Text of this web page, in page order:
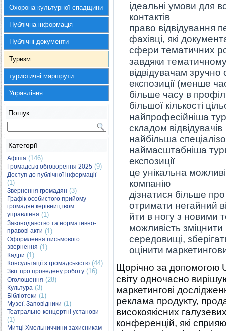
Охорона культурної спадщини
Публічна інформація
Публічні документи
Туризм
туристичні маршрути
Управління
Пошук
Категорії
Афіша (146)
Громадські обговорення 2025 (9)
Доступ до публічної інформації
(1)
Звернення громадян (3)
Графік особистого прийому
громадян керівництвом
управління (1)
Законодавство та нормативно-
правові акти (1)
Оформлення письмового
звернення (1)
Кадри (1)
Консультації з громадськістю (44)
Звіт про проведену роботу (16)
Оголошення (28)
Культура (3)
Бібліотеки (1)
Музеї. Заповідники (1)
Театрально-концертні установи
(1)
Митці Хмельниччини захисникам
ідеальні умови для
контактів
право відвідування
фахівці, які
сфери тематичних
завдяки
відвідувачам
експозиції (менше
більше часу в
більшої кількості
найпрофесійніша
складом відвідувачів
найбільша
наймасштабніша
експозиції
це унікальна
компанію
дізнатися більше про
отримати негайний
йти в ногу з новими
можливість
середовищі,
оцінити
Щорічно за допомогою
світу одночасно
маркетингові
реклама продукту,
високоякісних
конференцій, які